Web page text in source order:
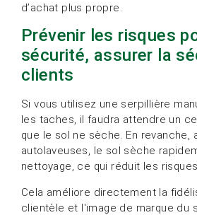
d’achat plus propre.
Prévenir les risques
sécurité, assurer la
clients
Si vous utilisez une serpillière
les taches, il faudra attendre un
que le sol ne sèche. En revanche,
autolaveuses, le sol sèche
nettoyage, ce qui réduit les
Cela améliore directement la
clientèle et l'image de marque du